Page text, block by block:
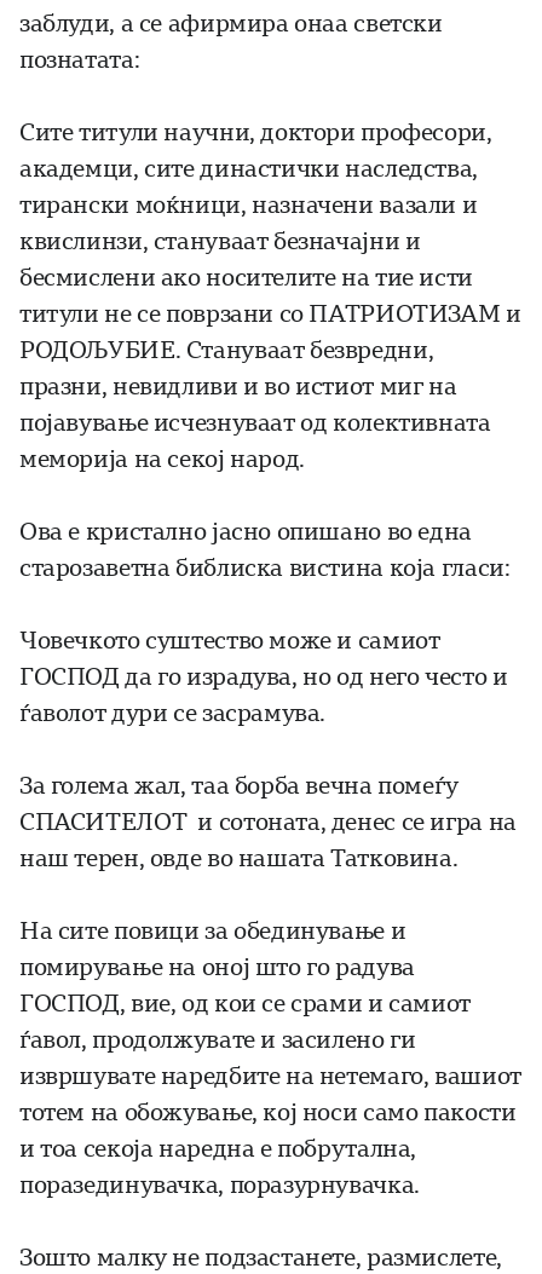
заблуди, а се афирмира онаа светски
познатата:
Сите титули научни, доктори професори,
академци, сите династички наследства,
тирански моќници, назначени вазали и
квислинзи, стануваат безначајни и
бесмислени ако носителите на тие исти
титули не се поврзани со ПАТРИОТИЗАМ и
РОДОЉУБИЕ. Стануваат безвредни,
празни, невидливи и во истиот миг на
појавување исчезнуваат од колективната
меморија на секој народ.
Ова е кристално јасно опишано во една
старозаветна библиска вистина која гласи:
Човечкото суштество може и самиот
ГОСПОД да го израдува, но од него често и
ѓаволот дури се засрамува.
За голема жал, таа борба вечна помеѓу
СПАСИТЕЛОТ и сотоната, денес се игра на
наш терен, овде во нашата Татковина.
На сите повици за обединување и
помирување на оној што го радува
ГОСПОД, вие, од кои се срами и самиот
ѓавол, продолжувате и засилено ги
извршувате наредбите на нетемаго, вашиот
тотем на обожување, кој носи само пакости
и тоа секоја наредна е побрутална,
поразединувачка, поразурнувачка.
Зошто малку не подзастанете, размислете,